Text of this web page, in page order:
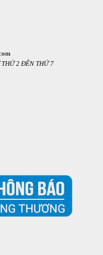
THỨ 2 ĐẾN THỨ 7